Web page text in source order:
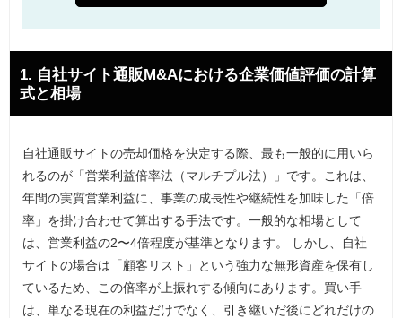
1. 自社サイト通販M&Aにおける企業価値評価の計算
式と相場
自社通販サイトの売却価格を決定する際、最も一般的に用いら
れるのが「営業利益倍率法（マルチプル法）」です。これは、
年間の実質営業利益に、事業の成長性や継続性を加味した「倍
率」を掛け合わせて算出する手法です。一般的な相場として
は、営業利益の2〜4倍程度が基準となります。 しかし、自社
サイトの場合は「顧客リスト」という強力な無形資産を保有し
ているため、この倍率が上振れする傾向にあります。買い手
は、単なる現在の利益だけでなく、引き継いだ後にどれだけの